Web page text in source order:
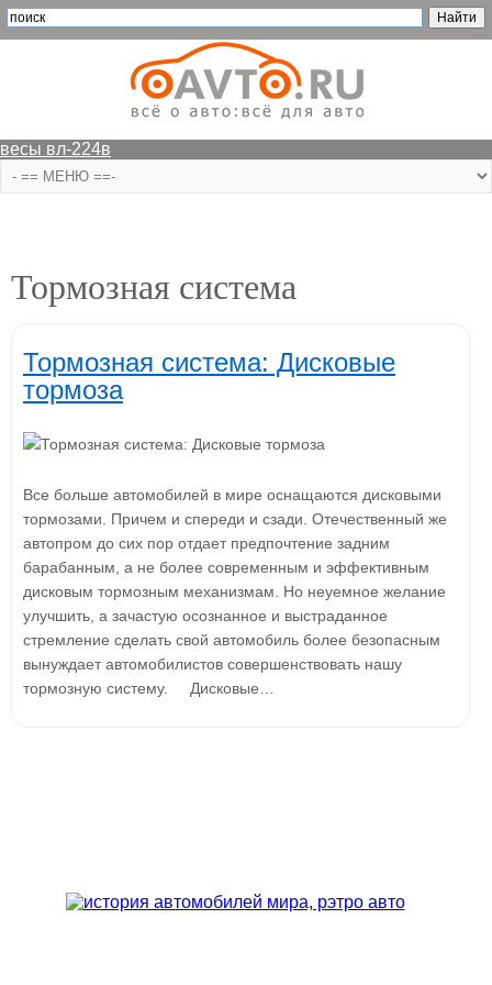
весы вл-224в
Тормозная система
Тормозная система: Дисковые
тормоза
Все больше автомобилей в мире оснащаются дисковыми
тормозами. Причем и спереди и сзади. Отечественный же
автопром до сих пор отдает предпочтение задним
барабанным, а не более современным и эффективным
дисковым тормозным механизмам. Но неуемное желание
улучшить, а зачастую осознанное и выстраданное
стремление сделать свой автомобиль более безопасным
вынуждает автомобилистов совершенствовать нашу
тормозную систему. Дисковые…